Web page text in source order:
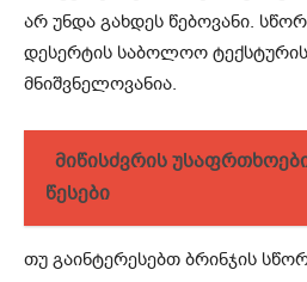
არ უნდა გახდეს წებოვანი.
დესერტის საბოლოო
მნიშვნელოვანია.
მიწისძვრის
წესები
თუ გაინტერესებთ ბრინჯის